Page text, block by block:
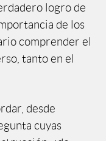
logro de
de los
comprender el
tanto en el
desde
cuyas